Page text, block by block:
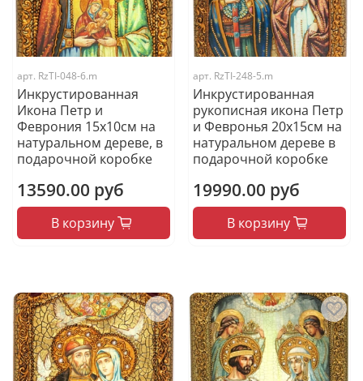
арт. RzTI-048-6.m
Инкрустированная
Икона Петр и
Феврония 15х10см на
натуральном дереве, в
подарочной коробке
13590.00 руб
В корзину
арт. RzTI-248-5.m
Инкрустированная
рукописная икона Петр
и Февронья 20х15см на
натуральном дереве в
подарочной коробке
19990.00 руб
В корзину